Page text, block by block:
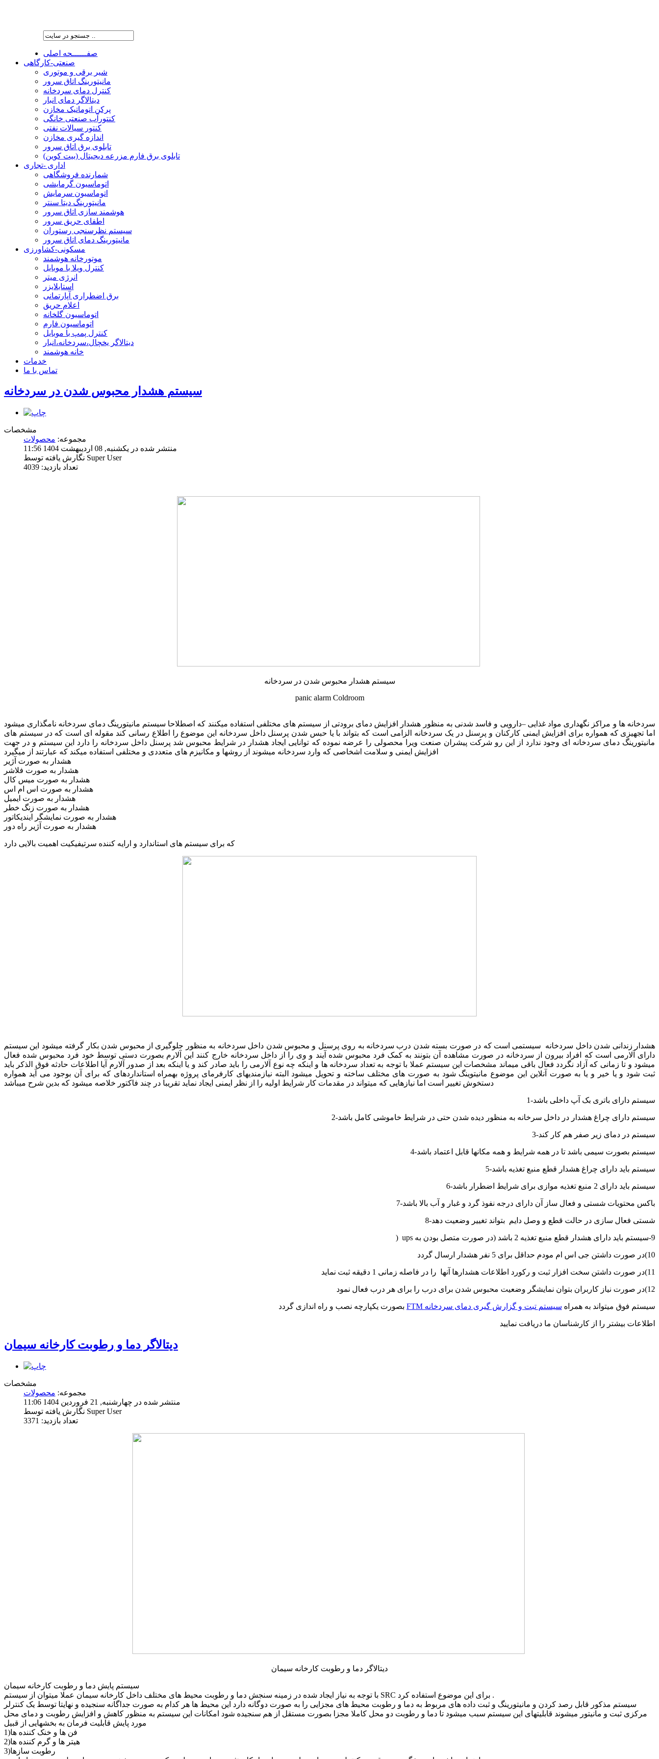
صفــــــحه اصلی
صنعتی-کارگاهی
شیر برقی و موتوری
مانیتورینگ اتاق سرور
کنترل دمای سردخانه
دیتالاگر دمای انبار
پرکن اتوماتیک مخازن
کنتورآب صنعتی خانگی
کنتور سیالات نفتی
اندازه گیری مخازن
تابلوی برق اتاق سرور
تابلوی برق فارم مزرعه دیجیتال (بیت کوین)
اداری -تجاری
شمارنده فروشگاهی
اتوماسیون گرمایشی
اتوماسیون سرمایش
مانیتورینگ دیتا سنتر
هوشمند سازی اتاق سرور
اطفای حریق سرور
سیستم نظرسنجی رستوران
مانیتورینگ دمای اتاق سرور
مسکونی-کشاورزی
موتورخانه هوشمند
کنترل ویلا با موبایل
انرژی میتر
استابلایزر
برق اضطراری آپارتمانی
اعلام حریق
اتوماسیون گلخانه
اتوماسیون فارم
کنترل پمپ با موبایل
دیتالاگر یخچال،سردخانه،انبار
خانه هوشمند
خدمات
تماس با ما
سیستم هشدار محبوس شدن در سردخانه
مشخصات
مجموعه: محصولات
منتشر شده در یکشنبه, 08 ارديبهشت 1404 11:56
نگارش یافته توسط Super User
تعداد بازدید: 4039
سیستم هشدار محبوس شدن در سردخانه
panic alarm Coldroom
سردخانه ها و مراکز نگهداری مواد غذایی –دارویی و فاسد شدنی به منظور هشدار افزایش دمای برودتی از سیستم های مختلفی استفاده میکنند که اصطلاحا سیستم مانیتورینگ دمای سردخانه نامگذاری میشود
اما تجهیزی که همواره برای افزایش ایمنی کارکنان و پرسنل در یک سردخانه الزامی است که بتواند با یا حبس شدن پرسنل داخل سردخانه این موضوع را اطلاع رسانی کند مقوله ای است که در سیستم های
مانیتورینگ دمای سردخانه ای وجود ندارد از این رو شرکت پیشران صنعت ویرا محصولی را عرضه نموده که توانایی ایجاد هشدار در شرایط محبوس شد پرسنل داخل سردخانه را دارد این سیستم و در جهت
افزایش ایمنی و سلامت اشخاصی که وارد سردخانه میشوند از روشها و مکانیزم های متعددی و مختلفی استفاده میکند که عبارتند از میگیرد
هشدار به صورت آژیر
هشدار به صورت فلاشر
هشدار به صورت میس کال
هشدار به صورت اس ام اس
هشدار به صورت ایمیل
هشدار به صورت زنگ خطر
هشدار به صورت نمایشگر ایندیکاتور
هشدار به صورت آژیر راه دور
که برای سیستم های استاندارد و ارایه کننده سرتیفیکیت اهمیت بالایی دارد
هشدار زندانی شدن داخل سردخانه سیستمی است که در صورت بسته شدن درب سردخانه به روی پرسنل و محبوس شدن داخل سردخانه به منظور جلوگیری از محبوس شدن بکار گرفته میشود این سیستم
دارای آلارمی است که افراد بیرون از سردخانه در صورت مشاهده آن بتونند به کمک فرد محبوس شده آیند و وی را از داخل سردخانه خارج کنند این آلارم بصورت دستی توسط خود فرد محبوس شده فعال
میشود و تا زمانی که آزاد نگردد فعال باقی میماند مشخصات این سیستم عملا با توجه به تعداد سردخانه ها و اینکه چه نوع آلارمی را باید صادر کند و یا اینکه بعد از صدور آلارم آیا اطلاعات حادثه فوق الذکر باید
ثبت شود و یا خیر و یا به صورت آنلاین این موضوع مانیتوینگ شود به صورت های مختلف ساخته و تحویل میشود البته نیازمندیهای کارفرمای پروژه بهمراه استانداردهای که برای آن بوجود می آید همواره
دستخوش تغییر است اما نیازهایی که میتواند در مقدمات کار شرایط اولیه را از نظر ایمنی ایجاد نماید تقریبا در چند فاکتور خلاصه میشود که بدین شرح میباشد
1-سیستم دارای باتری بک آپ داخلی باشد
2-سیستم دارای چراغ هشدار در داخل سرخانه به منظور دیده شدن حتی در شرایط خاموشی کامل باشد
3-سیستم در دمای زیر صفر هم کار کند
4-سیستم بصورت سیمی باشد تا در همه شرایط و همه مکانها قابل اعتماد باشد
5-سیستم باید دارای چراغ هشدار قطع منبع تغذیه باشد
6-سیستم باید دارای 2 منبع تغذیه موازی برای شرایط اضطرار باشد
7-باکس محتویات شستی و فعال ساز آن دارای درجه نفوذ گرد و غبار و آب بالا باشد
8-شستی فعال سازی در حالت قطع و وصل دایم بتواند تغییر وضعیت دهد
9-سیستم باید دارای هشدار قطع منبع تغذیه 2 باشد (در صورت متصل بودن به ups (
10)در صورت داشتن جی اس ام مودم حداقل برای 5 نفر هشدار ارسال گردد
11)در صورت داشتن سخت افزار ثبت و رکورد اطلاعات هشدارها آنها را در فاصله زمانی 1 دقیقه ثبت نماید
12)در صورت نیاز کاربران بتوان نمایشگر وضعیت محبوس شدن برای درب را برای هر درب فعال نمود
سیستم فوق میتواند به همراه سیستم تبت و گزارش گیری دمای سردخانه FTM بصورت یکپارچه نصب و راه اندازی گردد
اطلاعات بیشتر را از کارشناسان ما دریافت نمایید
دیتالاگر دما و رطوبت کارخانه سیمان
مشخصات
مجموعه: محصولات
منتشر شده در چهارشنبه, 21 فروردين 1404 11:06
نگارش یافته توسط Super User
تعداد بازدید: 3371
دیتالاگر دما و رطوبت کارخانه سیمان
سیستم پایش دما و رطوبت کارخانه سیمان
با توجه به نیاز ایجاد شده در زمینه سنجش دما و رطوبت محیط های مختلف داخل کارخانه سیمان عملا میتوان از سیستم SRC برای این موضوع استفاده کرد .
سیستم مذکور قابل رصد کردن و مانیتورینگ و ثبت داده های مربوط به دما و رطوبت محیط های مجزایی را به صورت دوگانه دارد این محیط ها هر کدام به صورت جداگانه سنجیده و نهایتا توسط یک کنترلر
مرکزی ثبت و مانیتور میشوند قابلیتهای این سیستم سبب میشود تا دما و رطوبت دو محل کاملا مجزا بصورت مستقل از هم سنجیده شود امکانات این سیستم به منظور کاهش و افزایش رطوبت و دمای محل
مورد پایش قابلیت فرمان به بخشهایی از قبیل
1)فن ها و خنک کننده ها
2)هیتر ها و گرم کننده ها
3)رطوبت سازها